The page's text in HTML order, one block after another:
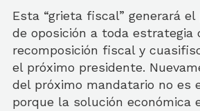
Esta “grieta fiscal” generará
de oposición a toda estrategia
recomposición fiscal y
el próximo presidente.
del próximo mandatario no es
porque la solución económica